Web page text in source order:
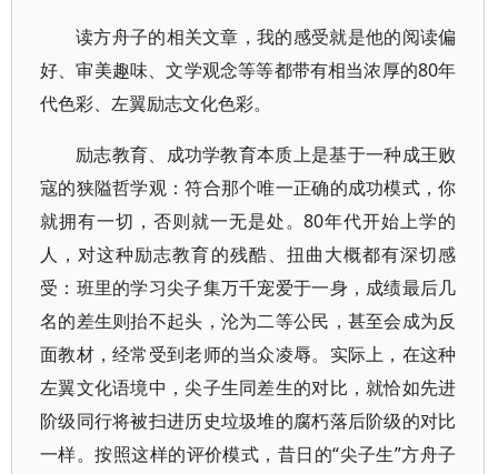
读方舟子的相关文章，我的感受就是他的阅读偏
好、审美趣味、文学观念等等都带有相当浓厚的80年
代色彩、左翼励志文化色彩。
励志教育、成功学教育本质上是基于一种成王败
寇的狭隘哲学观：符合那个唯一正确的成功模式，你
就拥有一切，否则就一无是处。80年代开始上学的
人，对这种励志教育的残酷、扭曲大概都有深切感
受：班里的学习尖子集万千宠爱于一身，成绩最后几
名的差生则抬不起头，沦为二等公民，甚至会成为反
面教材，经常受到老师的当众凌辱。实际上，在这种
左翼文化语境中，尖子生同差生的对比，就恰如先进
阶级同行将被扫进历史垃圾堆的腐朽落后阶级的对比
一样。按照这样的评价模式，昔日的“尖子生”方舟子